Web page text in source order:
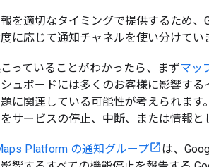
を適切なタイミングで提供するため
に応じて通知チャネルを使い分けてい
っていることがわかったら、まずマッ
ュボードには多くのお客様に影響す
に関連している可能性が考えられま
サービスの停止、中断、または情報と
Platform の通知グループ
は、